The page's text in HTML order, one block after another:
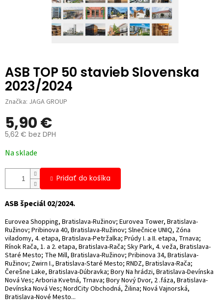
ASB TOP 50 stavieb Slovenska
2023/2024
Značka: JAGA GROUP
5,90 €
5,62 € bez DPH
cena:
Na sklade
Pridať do košíka
ASB špeciál 02/2024.
Eurovea Shopping, Bratislava-Ružinov; Eurovea Tower, Bratislava-
Ružinov; Pribinova 40, Bratislava-Ružinov; Slnečnice UNIQ, Zóna
viladomy, 4. etapa, Bratislava-Petržalka; Prúdy I. a II. etapa, Trnava;
Rínok Rača, 1. a 2. etapa, Bratislava-Rača; Sky Park, 4. veža, Bratislava-
Staré Mesto; The Mill, Bratislava-Ružinov; Pribinova 34, Bratislava-
Ružinov; Zwirn I., Bratislava-Staré Mesto; RNDZ, Bratislava-Rača;
Čerešne Lake, Bratislava-Dúbravka; Bory Na hrádzi, Bratislava-Devínska
Nová Ves; Arboria Kvetná, Trnava; Bory Nový Dvor, 2 .fáza, Bratislava-
Devínska Nová Ves; NordCity Obchodná, Žilina; Nová Vajnorská,
Bratislava-Nové Mesto...